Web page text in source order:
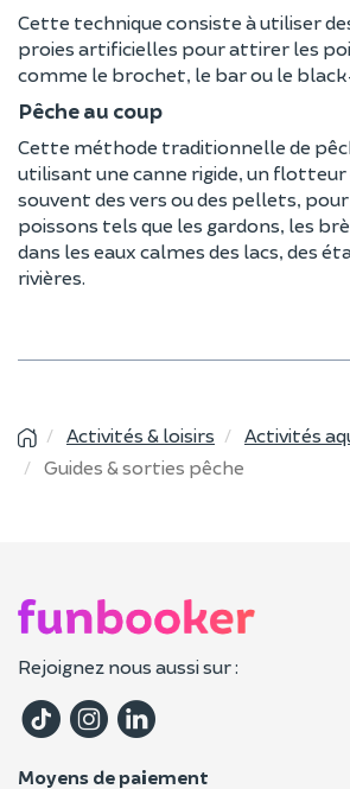
Cette technique consiste à utiliser
proies artificielles pour attirer les
comme le brochet, le bar ou le
Pêche au coup
Cette méthode traditionnelle de
utilisant une canne rigide, un
souvent des vers ou des pellets,
poissons tels que les gardons, les
dans les eaux calmes des lacs, des
rivières.
Activités & loisirs
Activités
Guides & sorties pêche
Rejoignez nous aussi sur :
Moyens de paiement